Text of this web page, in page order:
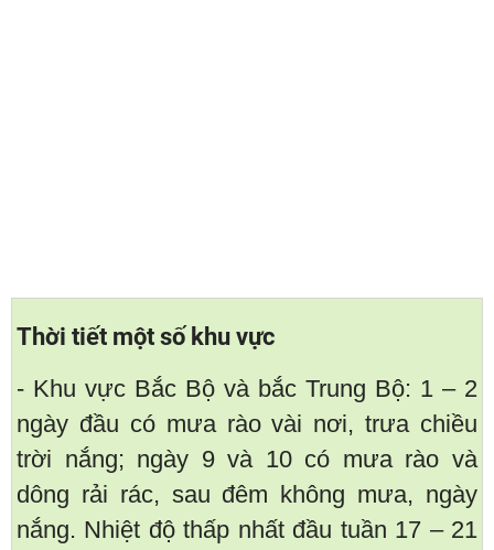
Thời tiết một số khu vực
- Khu vực Bắc Bộ và bắc Trung Bộ: 1 – 2
ngày đầu có mưa rào vài nơi, trưa chiều
trời nắng; ngày 9 và 10 có mưa rào và
dông rải rác, sau đêm không mưa, ngày
nắng. Nhiệt độ thấp nhất đầu tuần 17 – 21